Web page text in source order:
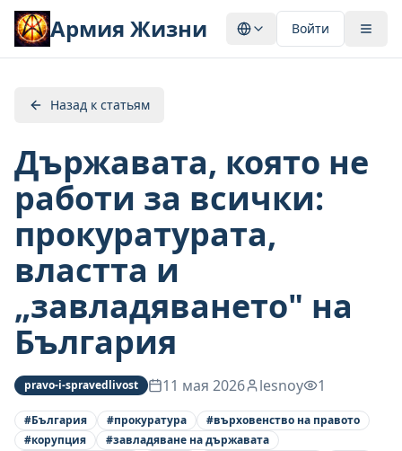
Армия Жизни Войти
Назад к статьям
Държавата, която не
работи за всички:
прокуратурата,
властта и
„завладяването" на
България
pravo-i-spravedlivost 11 мая 2026 lesnoy 1
#България #прокуратура #върховенство на правото
#корупция #завладяване на държавата